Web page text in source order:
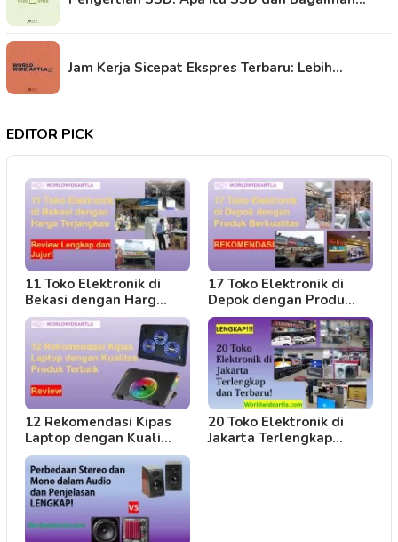
Jam Kerja Sicepat Ekspres Terbaru: Lebih…
EDITOR PICK
11 Toko Elektronik di
Bekasi dengan Harg…
17 Toko Elektronik di
Depok dengan Produ…
12 Rekomendasi Kipas
Laptop dengan Kuali…
20 Toko Elektronik di
Jakarta Terlengkap…